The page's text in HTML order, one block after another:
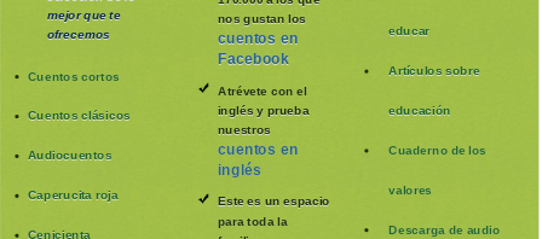
mejor que te
ofrecemos
Cuentos cortos
Cuentos clásicos
Audiocuentos
Caperucita roja
Cenicienta
nos gustan los
cuentos en
Facebook
Atrévete con el
inglés y prueba
nuestros
cuentos en
inglés
Este es un espacio
para toda la
educar
Artículos sobre
educación
Cuaderno de los
valores
Descarga de audio